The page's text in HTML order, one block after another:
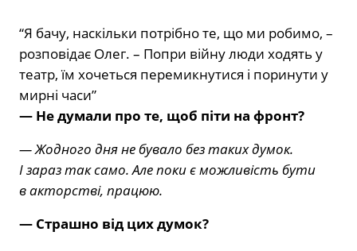
“Я бачу, наскільки потрібно те, що ми робимо, –
розповідає Олег. – Попри війну люди ходять у
театр, їм хочеться перемикнутися і поринути у
мирні часи”
— Не думали про те, щоб піти на фронт?
— Жодного дня не бувало без таких думок.
І зараз так само. Але поки є можливість бути
в акторстві, працюю.
— Страшно від цих думок?